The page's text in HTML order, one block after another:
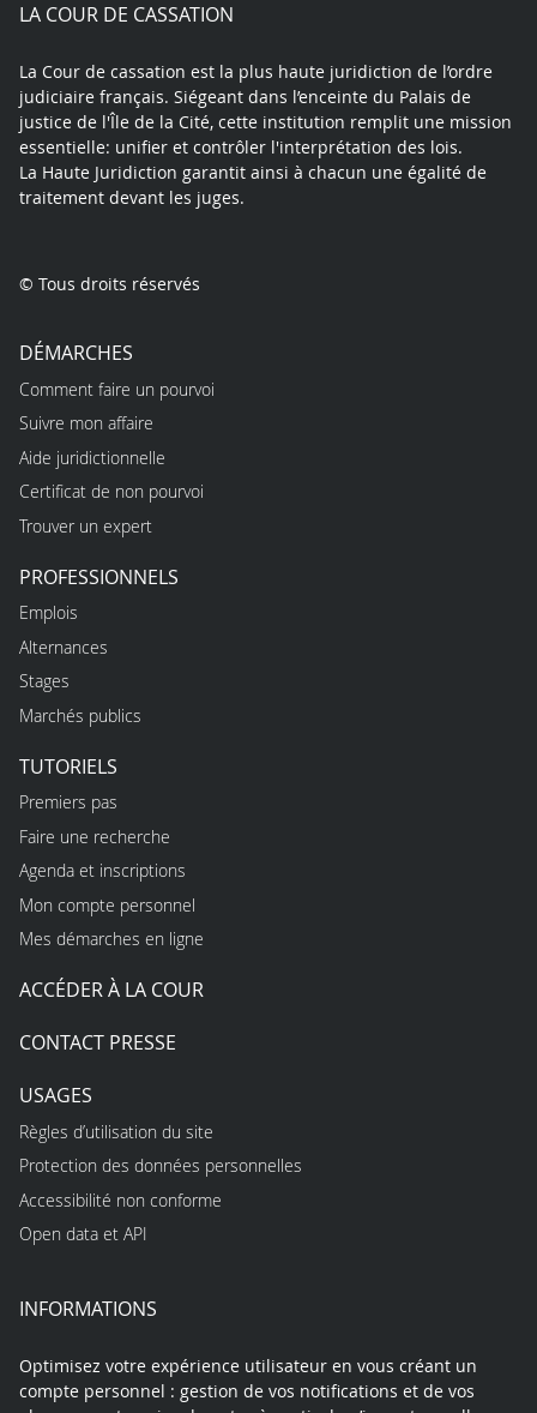
LA COUR DE CASSATION
La Cour de cassation est la plus haute juridiction de l’ordre
judiciaire français. Siégeant dans l’enceinte du Palais de
justice de l'Île de la Cité, cette institution remplit une mission
essentielle: unifier et contrôler l'interprétation des lois.
La Haute Juridiction garantit ainsi à chacun une égalité de
traitement devant les juges.
© Tous droits réservés
DÉMARCHES
Comment faire un pourvoi
Suivre mon affaire
Aide juridictionnelle
Certificat de non pourvoi
Trouver un expert
PROFESSIONNELS
Emplois
Alternances
Stages
Marchés publics
TUTORIELS
Premiers pas
Faire une recherche
Agenda et inscriptions
Mon compte personnel
Mes démarches en ligne
ACCÉDER À LA COUR
CONTACT PRESSE
USAGES
Règles d’utilisation du site
Protection des données personnelles
Accessibilité non conforme
Open data et API
INFORMATIONS
Optimisez votre expérience utilisateur en vous créant un
compte personnel : gestion de vos notifications et de vos